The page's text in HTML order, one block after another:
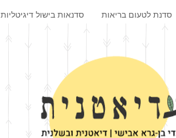
סדנת לטעום בריאות סדנאות בישול דיגיטליות